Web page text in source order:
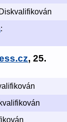
:
, 25.